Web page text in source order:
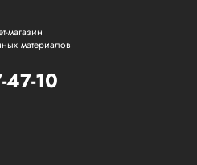
магазин
материалов
10